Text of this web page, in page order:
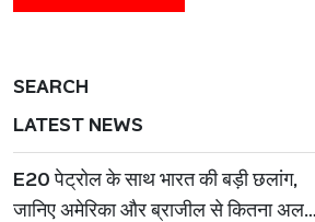
SEARCH
LATEST NEWS
E20 पेट्रोल के साथ भारत की बड़ी छलांग,
जानिए अमेरिका और ब्राजील से कितना अलग